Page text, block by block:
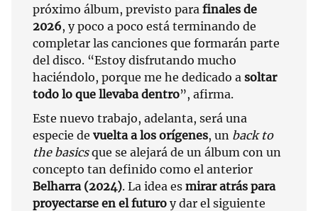
próximo álbum, previsto para finales de
2026, y poco a poco está terminando de
completar las canciones que formarán parte
del disco. “Estoy disfrutando mucho
haciéndolo, porque me he dedicado a soltar
todo lo que llevaba dentro”, afirma.
Este nuevo trabajo, adelanta, será una
especie de vuelta a los orígenes, un back to
the basicsque se alejará de un álbum con un
concepto tan definido como el anterior
Belharra (2024). La idea es mirar atrás para
proyectarse en el futuro y dar el siguiente